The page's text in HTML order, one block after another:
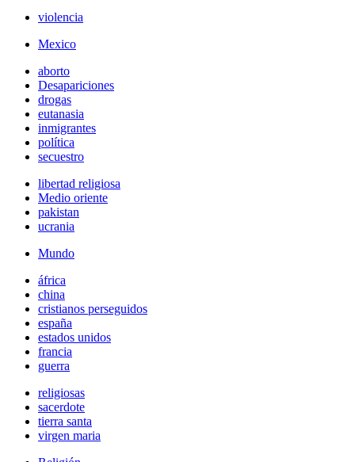
violencia
Mexico
aborto
Desapariciones
drogas
eutanasia
inmigrantes
política
secuestro
libertad religiosa
Medio oriente
pakistan
ucrania
Mundo
áfrica
china
cristianos perseguidos
españa
estados unidos
francia
guerra
religiosas
sacerdote
tierra santa
virgen maria